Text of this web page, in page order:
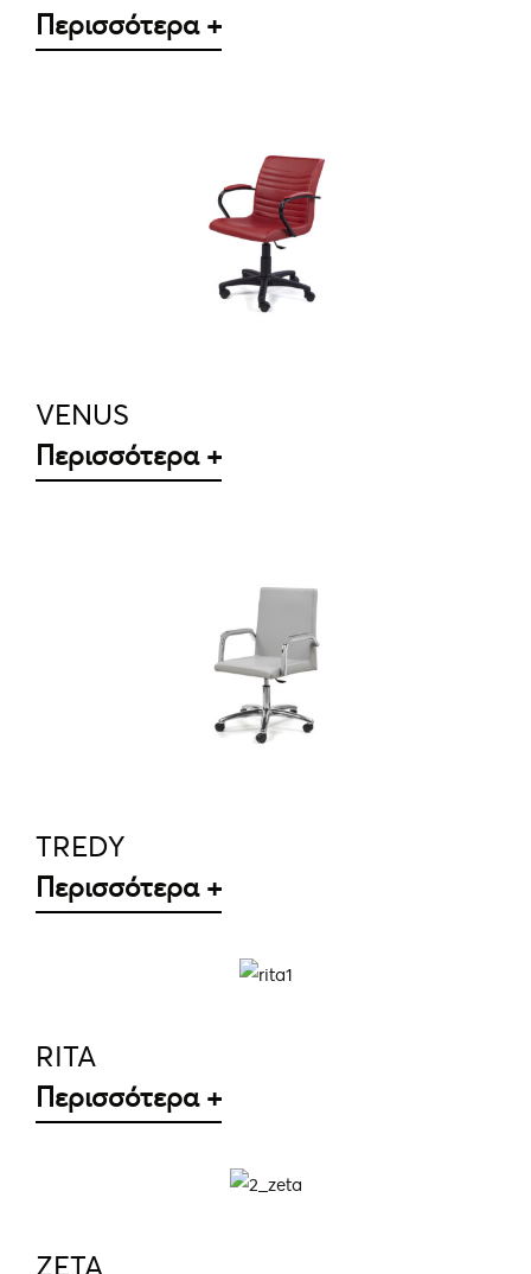
Περισσότερα +
ΛΕΠΤΟΜΈΡΕΙΕΣ
VENUS
Περισσότερα +
ΛΕΠΤΟΜΈΡΕΙΕΣ
TREDY
Περισσότερα +
ΛΕΠΤΟΜΈΡΕΙΕΣ
RITA
Περισσότερα +
ΛΕΠΤΟΜΈΡΕΙΕΣ
ZETA